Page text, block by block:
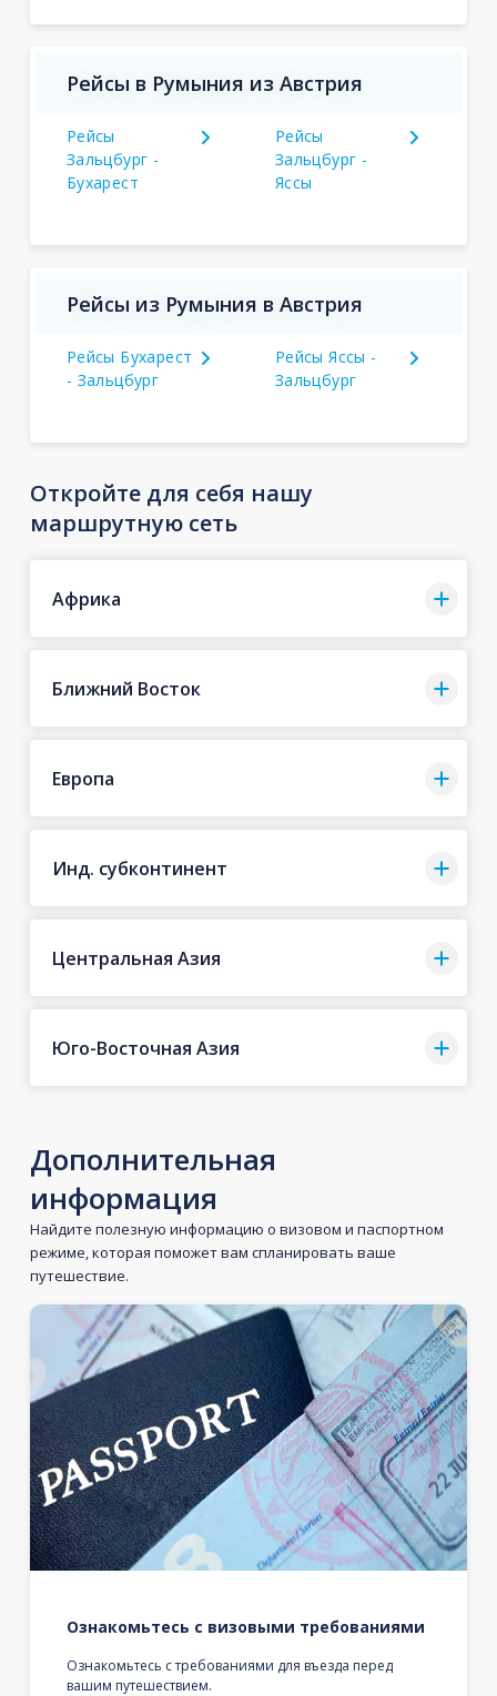
Рейсы в Румыния из Австрия
Рейсы
Зальцбург -
Бухарест
Рейсы
Зальцбург -
Яссы
Рейсы из Румыния в Австрия
Рейсы Бухарест
- Зальцбург
Рейсы Яссы -
Зальцбург
Откройте для себя нашу
маршрутную сеть
Африка
Ближний Восток
Европа
Инд. субконтинент
Центральная Азия
Юго-Восточная Азия
Дополнительная
информация
Найдите полезную информацию о визовом и паспортном
режиме, которая поможет вам спланировать ваше
путешествие.
Ознакомьтесь с визовыми требованиями
Ознакомьтесь с требованиями для въезда перед
вашим путешествием.